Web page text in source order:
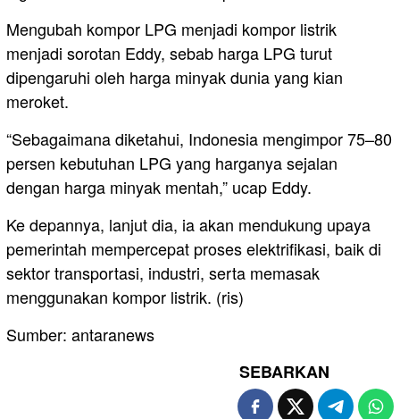
Mengubah kompor LPG menjadi kompor listrik
menjadi sorotan Eddy, sebab harga LPG turut
dipengaruhi oleh harga minyak dunia yang kian
meroket.
“Sebagaimana diketahui, Indonesia mengimpor 75–80
persen kebutuhan LPG yang harganya sejalan
dengan harga minyak mentah,” ucap Eddy.
Ke depannya, lanjut dia, ia akan mendukung upaya
pemerintah mempercepat proses elektrifikasi, baik di
sektor transportasi, industri, serta memasak
menggunakan kompor listrik. (ris)
Sumber: antaranews
SEBARKAN